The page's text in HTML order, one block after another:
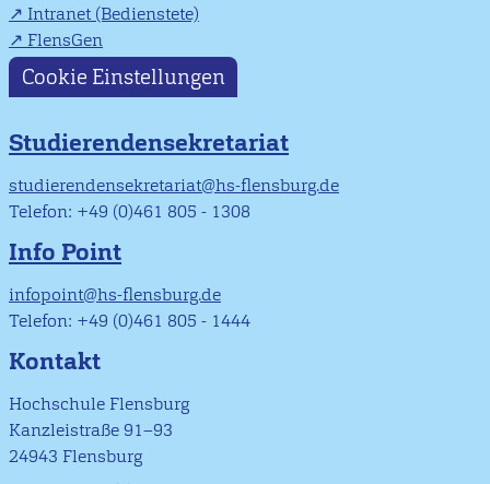
Intranet (Bedienstete)
FlensGen
Cookie Einstellungen
Studierendensekretariat
studierendensekretariat@hs-flensburg.de
Telefon: +49 (0)461 805 - 1308
Info Point
infopoint@hs-flensburg.de
Telefon: +49 (0)461 805 - 1444
Kontakt
Hochschule Flensburg
Kanzleistraße 91–93
24943 Flensburg